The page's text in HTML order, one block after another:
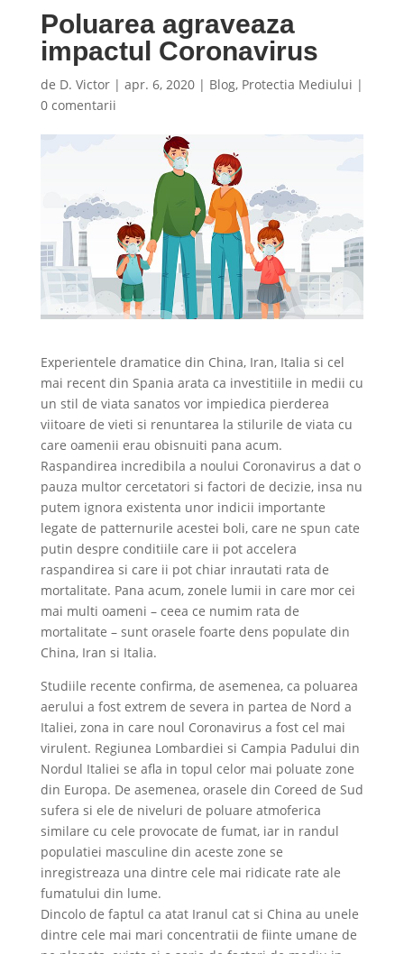
Poluarea agraveaza
impactul Coronavirus
de D. Victor| apr. 6, 2020| Blog, Protectia Mediului |
0 comentarii
Experientele dramatice din China, Iran, Italia si cel
mai recent din Spania arata ca investitiile in medii cu
un stil de viata sanatos vor impiedica pierderea
viitoare de vieti si renuntarea la stilurile de viata cu
care oamenii erau obisnuiti pana acum.
Raspandirea incredibila a noului Coronavirus a dat o
pauza multor cercetatori si factori de decizie, insa nu
putem ignora existenta unor indicii importante
legate de patternurile acestei boli, care ne spun cate
putin despre conditiile care ii pot accelera
raspandirea si care ii pot chiar inrautati rata de
mortalitate. Pana acum, zonele lumii in care mor cei
mai multi oameni – ceea ce numim rata de
mortalitate – sunt orasele foarte dens populate din
China, Iran si Italia.
Studiile recente confirma, de asemenea, ca poluarea
aerului a fost extrem de severa in partea de Nord a
Italiei, zona in care noul Coronavirus a fost cel mai
virulent. Regiunea Lombardiei si Campia Padului din
Nordul Italiei se afla in topul celor mai poluate zone
din Europa. De asemenea, orasele din Coreed de Sud
sufera si ele de niveluri de poluare atmoferica
similare cu cele provocate de fumat, iar in randul
populatiei masculine din aceste zone se
inregistreaza una dintre cele mai ridicate rate ale
fumatului din lume.
Dincolo de faptul ca atat Iranul cat si China au unele
dintre cele mai mari concentratii de fiinte umane de